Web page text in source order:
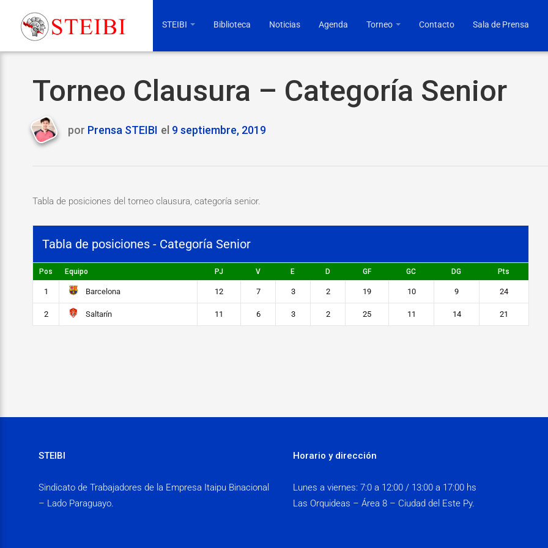
STEIBI Biblioteca Noticias Agenda Torneo Contacto Sala de Prensa
Torneo Clausura – Categoría Senior
Last
2019
por Prensa STEIBI el 9 septiembre, 2019
Tabla de posiciones del torneo clausura, categoría senior.
Tabla de posiciones - Categoría Senior
Pos Equipo PJ V E D GF GC DG Pts
1 Barcelona 12 7 3 2 19 10 9 24
2 Saltarín 11 6 3 2 25 11 14 21
STEIBI
Sindicato de Trabajadores de la Empresa Itaipu Binacional
– Lado Paraguayo.
Horario y dirección
Lunes a viernes: 7:0 a 12:00 / 13:00 a 17:00 hs
Las Orquideas – Área 8 – Ciudad del Este Py.